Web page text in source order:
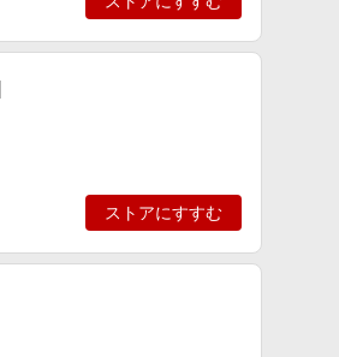
ストアにすすむ